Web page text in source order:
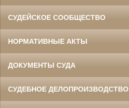
СУДЕЙСКОЕ СООБЩЕСТВО
НОРМАТИВНЫЕ АКТЫ
ДОКУМЕНТЫ СУДА
СУДЕБНОЕ ДЕЛОПРОИЗВОДСТВО